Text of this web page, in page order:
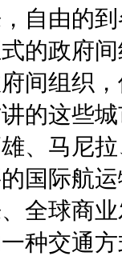
自由的
的政府
间组织
的这些
、马尼
国际航
全球商
种交通